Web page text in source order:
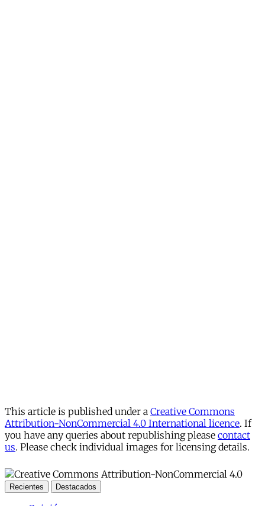
This article is published under a Creative Commons
Attribution-NonCommercial 4.0 International licence. If
you have any queries about republishing please contact
us. Please check individual images for licensing details.
Recientes Destacados